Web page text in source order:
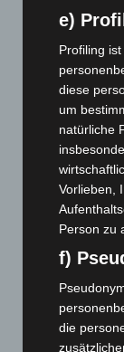
Gasleitung bei
5. August 2026
Anklage nach
Hannover:
Großkontrolle
2. August 2026
Hannover
Maschpark
2. August 2026
Schwarz
2. August 2026
e)
Profiling
diese
um
natürliche
Vorlieben,
Person zu
f)
die